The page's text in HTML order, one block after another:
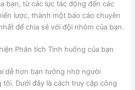
bạn, từ các lực tác động đến các
lược, thành một báo cáo chuyên
để chia sẻ với đội nhóm của bạn.
Phân tích Tình huống của bạn
dễ hơn bạn tưởng nhờ người
Dưới đây là cách truy cập công